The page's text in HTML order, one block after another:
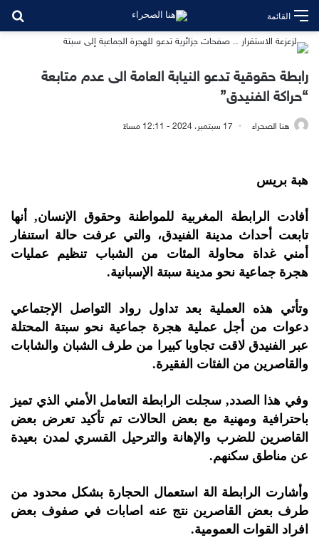
القائمة
رابطة حقوقية تدعو النيابة العامة الى عدم متابعة
“حراكة الفنيدق”
هنا الصحراء 17 سبتمبر، 2024 - 12:11 مساءً
هبة بريس
أفادت الرابطة المغربية للمواطنة وحقوق الإنسان, أنها
تابعت أحداث مدينة الفنيدق، والتي عرفت حالة استنفار
أمني غداة محاولة المئات من الشباب تنظيم عمليات
هجرة جماعية نحو مدينة سبتة الإسبانية.
وتأتي هذه العملية بعد تداول رواد التواصل الإجتماعي
دعوات من أجل عملية هجرة جماعية نحو سبتة المحتلة
عبر الفنيدق لاقت تجاوبا كبيرا من طرف الشبان والشابات
والقاصرين من الفئات الفقيرة.
وفي هذا الصدد, سجلت الرابطة التعامل الأمني الذي تميز
باحترافية ومهنية مع بعض الحالات تم تأكيد تعرض بعض
القاصرين للضرب والإهانة والترحيل القسري لمدن بعيدة
عن مناطق سكنهم.
وأشارت الرابطة الة استعمال الحجارة بشكل محدود من
طرف بعض القاصرين نتج عنه اصابات في صفوف بعض
افراد القوات العمومية.